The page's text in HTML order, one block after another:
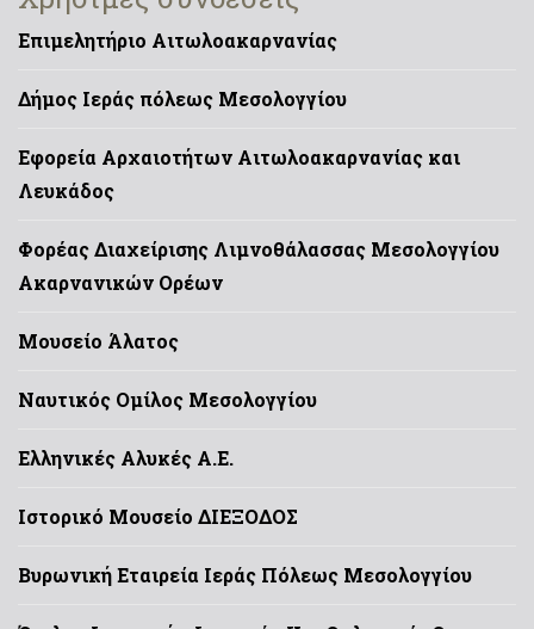
Επιμελητήριο Αιτωλοακαρνανίας
Δήμος Ιεράς πόλεως Μεσολογγίου
Εφορεία Αρχαιοτήτων Αιτωλοακαρνανίας και
Λευκάδος
Φορέας Διαχείρισης Λιμνοθάλασσας Μεσολογγίου
Ακαρνανικών Ορέων
Μουσείο Άλατος
Ναυτικός Ομίλος Μεσολογγίου
Ελληνικές Αλυκές Α.Ε.
Ιστορικό Μουσείο ΔΙΕΞΟΔΟΣ
Βυρωνική Εταιρεία Ιεράς Πόλεως Μεσολογγίου